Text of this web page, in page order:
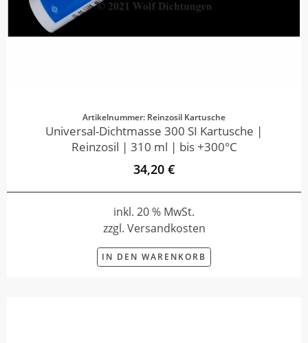
Artikelnummer: Reinzosil Kartusche
Universal-Dichtmasse 300 SI Kartusche |
Reinzosil | 310 ml | bis +300°C
34,20 €
inkl. 20 % MwSt.
zzgl. Versandkosten
IN DEN WARENKORB